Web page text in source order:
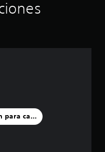
para calificar